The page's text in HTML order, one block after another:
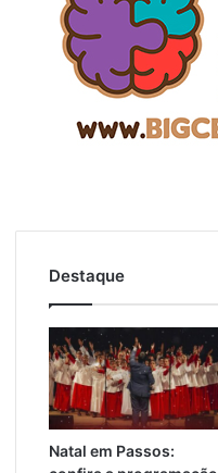
Destaque
Natal em Passos: